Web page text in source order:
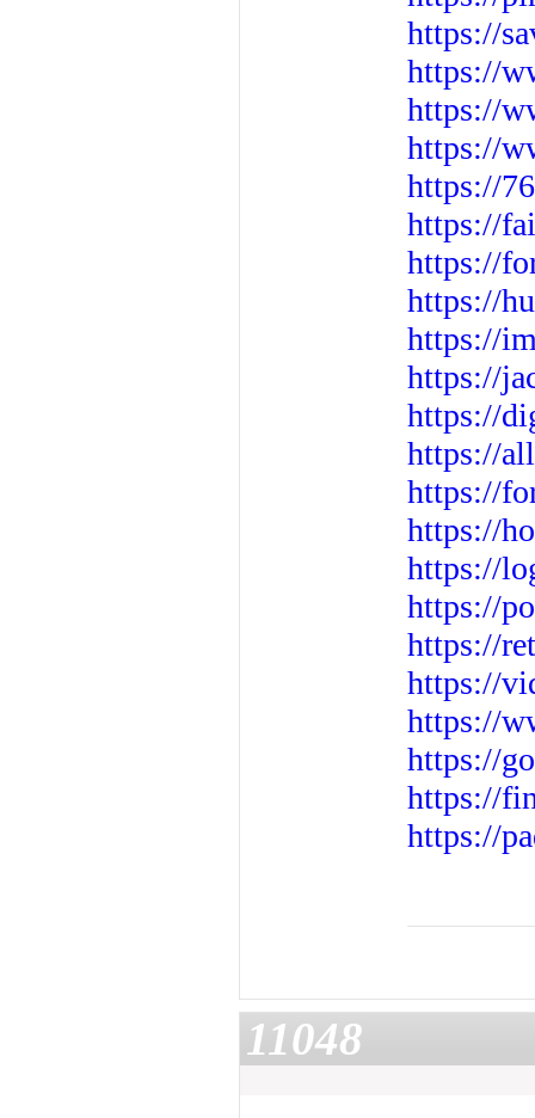
https://
https://
https://
https://
https://
https://
https://
https://
https://
https://
https://
https://
https://
https://
https://
https://
https://
https://
https://
https://
https://
https://
11048